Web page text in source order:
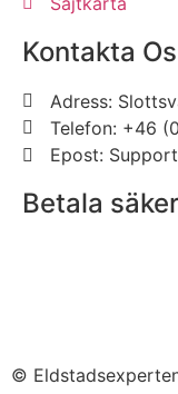
Kontakta
Adress:
Telefon: +46
Epost:
Betala
©